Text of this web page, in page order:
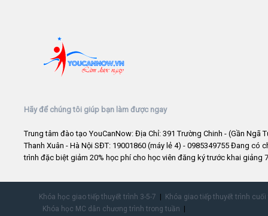
Hãy để chúng tôi giúp bạn làm được ngay
Trung tâm đào tạo YouCanNow: Địa Chỉ: 391 Trường Chinh - (Gần Ngã
Thanh Xuân - Hà Nội SĐT: 19001860 (máy lẻ 4) - 0985349755 Đang có
trình đặc biệt giảm 20% học phí cho học viên đăng ký trước khai giảng
Khóa học giao tiếp thuyết trình 3-5-7
Khóa giao tiếp thuyết trình
Khóa học MC dẫn chương trình trong tuần